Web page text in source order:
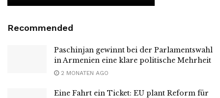
Recommended
Paschinjan gewinnt bei der Parlamentswahl
in Armenien eine klare politische Mehrheit
2 MONATEN AGO
Eine Fahrt ein Ticket: EU plant Reform für